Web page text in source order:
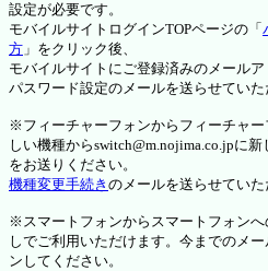
設定が必要です。
モバイルサイトログインTOPページの「
方 」をクリック後、
モバイルサイトにご登録済みのメールア
パスワード設定のメールを送らせていた
※フィーチャーフォンからフィーチャ
しい機種からswitch@m.nojima.co.jpに
をお送りください。
機種変更手続き のメールを送らせていた
※スマートフォンからスマートフォン
しでご利用いただけます。今までのメ
ンしてください。